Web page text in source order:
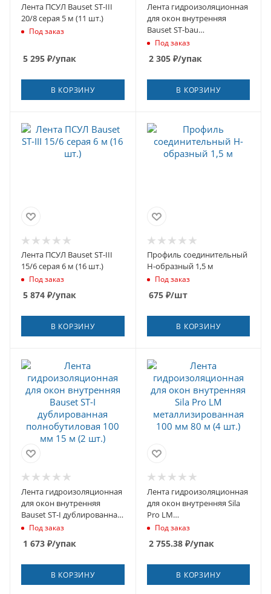
Лента ПСУЛ Bauset ST-III
20/8 серая 5 м (11 шт.)
Под заказ
5 295 ₽/упак
В КОРЗИНУ
Лента гидроизоляционная
для окон внутренняя
Bauset ST-bau
дублированная 100 мм 25
Под заказ
2 305₽/упак
В КОРЗИНУ
Лента ПСУЛ Bauset ST-III
15/6 серая 6 м (16 шт.)
Под заказ
5 874 ₽/упак
В КОРЗИНУ
Профиль соединительный
Н-образный 1,5 м
Под заказ
675₽/шт
В КОРЗИНУ
Лента гидроизоляционная
для окон внутренняя
Bauset ST-I дублированная
полнобутиловая 100 мм 15
Под заказ
1 673 ₽/упак
В КОРЗИНУ
Лента гидроизоляционная
для окон внутренняя Sila
Pro LM
металлизированная 100
Под заказ
2 755.38₽/упак
В КОРЗИНУ